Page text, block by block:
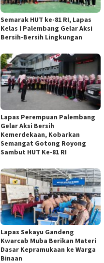
Semarak HUT ke-81 RI, Lapas
Kelas I Palembang Gelar Aksi
Bersih-Bersih Lingkungan
Lapas Perempuan Palembang
Gelar Aksi Bersih
Kemerdekaan, Kobarkan
Semangat Gotong Royong
Sambut HUT Ke-81 RI
Lapas Sekayu Gandeng
Kwarcab Muba Berikan Materi
Dasar Kepramukaan ke Warga
Binaan